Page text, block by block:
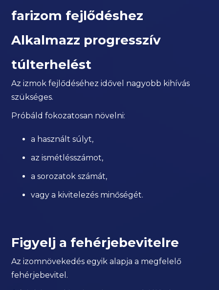
farizom fejlődéshez
Alkalmazz progresszív
túlterhelést
Az izmok fejlődéséhez idővel nagyobb kihívás
szükséges.
Próbáld fokozatosan növelni:
a használt súlyt,
az ismétlésszámot,
a sorozatok számát,
vagy a kivitelezés minőségét.
Figyelj a fehérjebevitelre
Az izomnövekedés egyik alapja a megfelelő
fehérjebevitel.